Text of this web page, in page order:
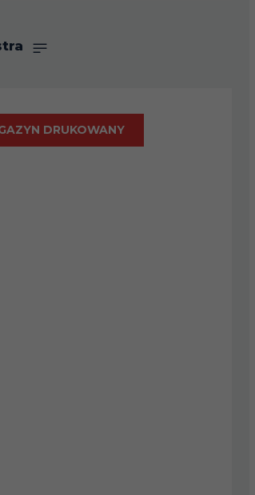
DRUKOWANY